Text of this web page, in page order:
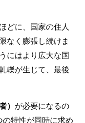
どに、国家の住人
なく膨張し続けま
にはより広大な国
轢が生じて、最後
） が必要になるの
特性が同時に求め